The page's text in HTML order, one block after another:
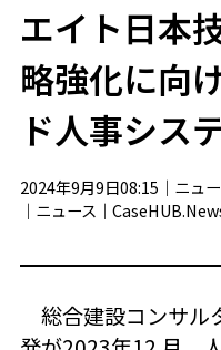
エイト日本
略強化に向
ド人事シス
2024年9月9日08:15｜ニュ
｜ ニュース ｜
総合建設コンサル